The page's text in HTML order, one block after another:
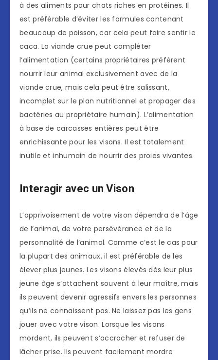
à des aliments pour chats riches en protéines. Il
est préférable d’éviter les formules contenant
beaucoup de poisson, car cela peut faire sentir le
caca. La viande crue peut compléter
l’alimentation (certains propriétaires préfèrent
nourrir leur animal exclusivement avec de la
viande crue, mais cela peut être salissant,
incomplet sur le plan nutritionnel et propager des
bactéries au propriétaire humain). L’alimentation
à base de carcasses entières peut être
enrichissante pour les visons. Il est totalement
inutile et inhumain de nourrir des proies vivantes.
Interagir avec un Vison
L’apprivoisement de votre vison dépendra de l’âge
de l’animal, de votre persévérance et de la
personnalité de l’animal. Comme c’est le cas pour
la plupart des animaux, il est préférable de les
élever plus jeunes. Les visons élevés dès leur plus
jeune âge s’attachent souvent à leur maître, mais
ils peuvent devenir agressifs envers les personnes
qu’ils ne connaissent pas. Ne laissez pas les gens
jouer avec votre vison. Lorsque les visons
mordent, ils peuvent s’accrocher et refuser de
lâcher prise. Ils peuvent facilement mordre